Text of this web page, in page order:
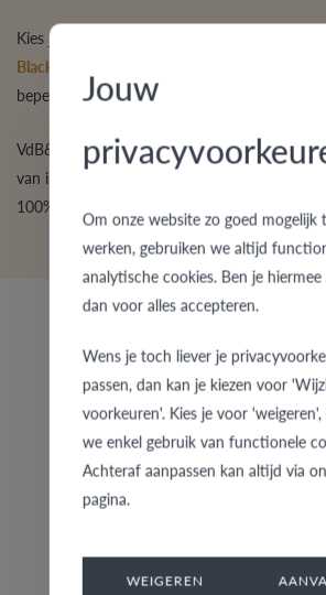
Kies je voor
Black Steel
beperkt budget of zoek je een exclusieve ring?
VdB&VR garandeert altijd een fijnekwaliteit
van innovatieve
productiemethoden
100% Belgisch en écht een plezier om
5739-G/40
Jouw
Om onze website zo goed mogelijk
werken, gebruiken we altijd
analytische cookies. Ben je
dan voor alles accepteren.
Wens je toch liever je
passen, dan kan je kiezen voor
voorkeuren'. Kies je voor
we enkel gebruik van functionele
Achteraf aanpassen kan altijd via
pagina.
WEIGEREN